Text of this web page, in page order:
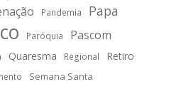
Pandemia Papa
Paróquia
Pascom
Quaresma Regional Retiro
Semana Santa